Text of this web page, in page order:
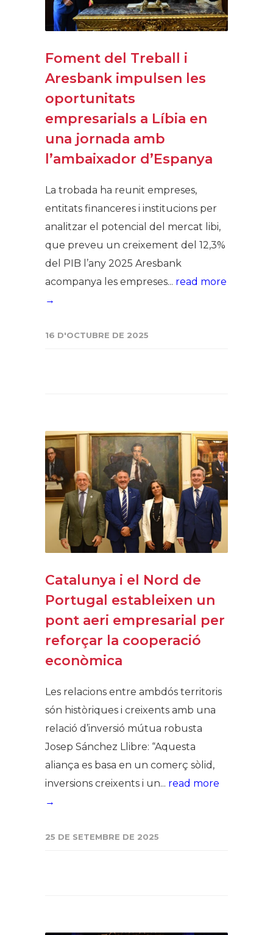
Foment del Treball i
Aresbank impulsen les
oportunitats
empresarials a Líbia en
una jornada amb
l’ambaixador d’Espanya
La trobada ha reunit empreses,
entitats financeres i institucions per
analitzar el potencial del mercat libi,
que preveu un creixement del 12,3%
del PIB l’any 2025 Aresbank
acompanya les empreses... read more
→
16 D'OCTUBRE DE 2025
Catalunya i el Nord de
Portugal estableixen un
pont aeri empresarial per
reforçar la cooperació
econòmica
Les relacions entre ambdós territoris
són històriques i creixents amb una
relació d’inversió mútua robusta
Josep Sánchez Llibre: “Aquesta
aliança es basa en un comerç sòlid,
inversions creixents i un... read more
→
25 DE SETEMBRE DE 2025